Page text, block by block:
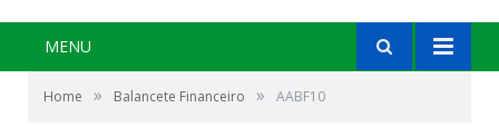
MENU
Home » Balancete Financeiro » AABF10